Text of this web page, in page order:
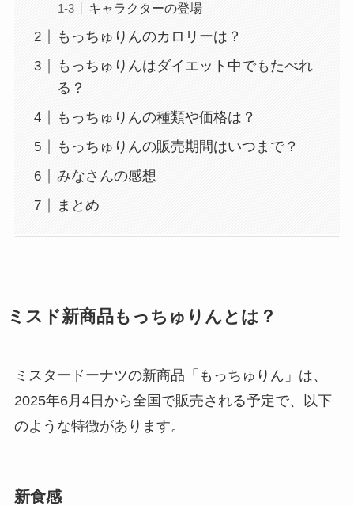
キャラクターの登場
もっちゅりんのカロリーは？
もっちゅりんはダイエット中でもたべれ
る？
もっちゅりんの種類や価格は？
もっちゅりんの販売期間はいつまで？
みなさんの感想
まとめ
ミスド新商品もっちゅりんとは？
ミスタードーナツの新商品「もっちゅりん」は、
2025年6月4日から全国で販売される予定で、以下
のような特徴があります。
新食感